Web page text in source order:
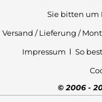
Sie bitten um
Versand / Lieferung /
Impressum
So
© 2006 -